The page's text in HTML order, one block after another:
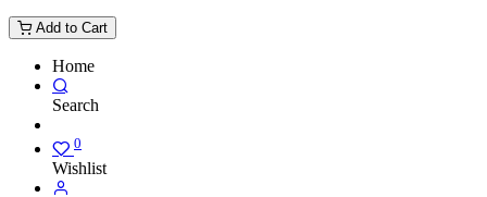
Add to Cart
Home
Search
0
Wishlist